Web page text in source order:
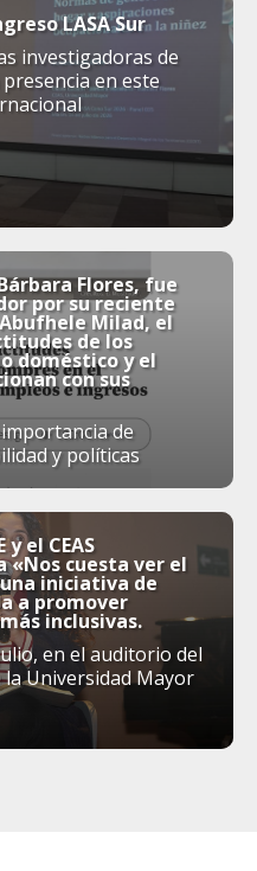
LASA Sur
investigadoras de
en este
Flores, fue
por su reciente
Milad, el
de los
doméstico y el
con sus
de
y políticas
el CEAS
«Nos cuesta ver el
iniciativa de
a promover
inclusivas.
en el auditorio del
Universidad Mayor